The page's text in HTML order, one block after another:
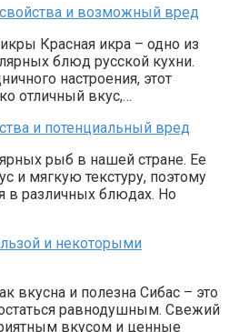
и возможный вред
Красная икра – одно из
блюд русской кухни.
настроения, этот
отличный вкус,…
и потенциальный вред
рыб в нашей стране. Ее
и мягкую текстуру, поэтому
в различных блюдах. Но
и некоторыми
вкусна и полезна Сибас – это
равнодушным. Свежий
вкусом и ценные